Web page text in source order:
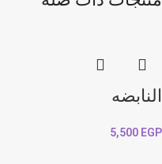
النابضه
5,500 EGP